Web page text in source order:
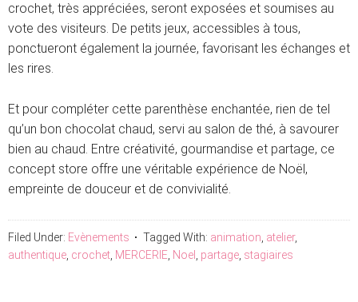
crochet, très appréciées, seront exposées et soumises au
vote des visiteurs. De petits jeux, accessibles à tous,
ponctueront également la journée, favorisant les échanges et
les rires.
Et pour compléter cette parenthèse enchantée, rien de tel
qu’un bon chocolat chaud, servi au salon de thé, à savourer
bien au chaud. Entre créativité, gourmandise et partage, ce
concept store offre une véritable expérience de Noël,
empreinte de douceur et de convivialité.
Filed Under: Evènements Tagged With: animation, atelier,
authentique, crochet, MERCERIE, Noel , partage, stagiaires